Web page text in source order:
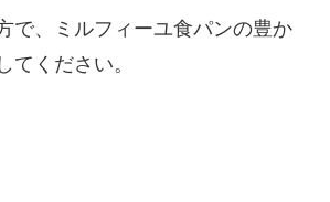
で、ミルフィーユ食パンの豊か
てください。